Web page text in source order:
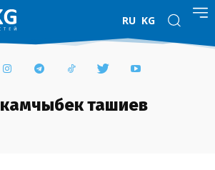
RU KG
камчыбек ташиев